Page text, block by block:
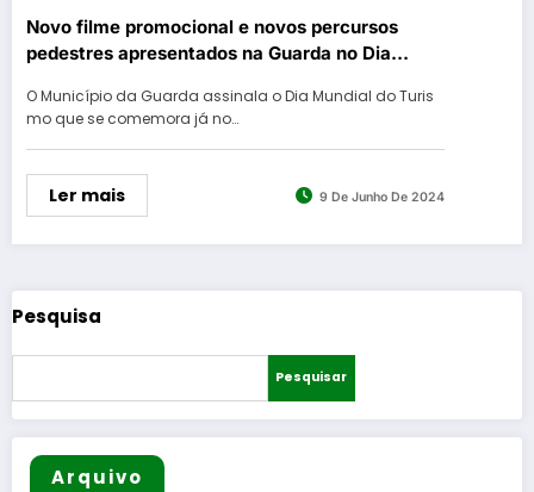
Novo filme promocional e novos percursos
pedestres apresentados na Guarda no Dia
O Município da Guarda assinala o Dia Mundial do Turis
mo que se comemora já no…
Ler mais 9 De Junho De 2024
Pesquisa
Pesquisar
Arquivo